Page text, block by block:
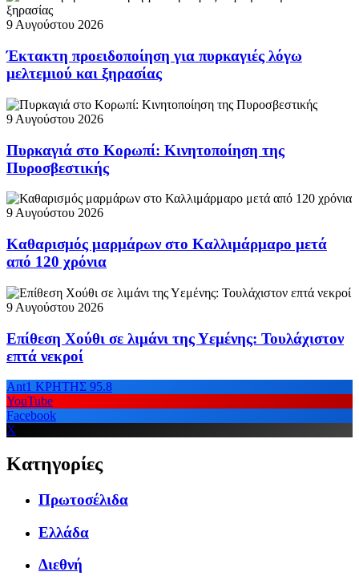
9 Αυγούστου 2026
Έκτακτη προειδοποίηση για πυρκαγιές λόγω
μελτεμιού και ξηρασίας
9 Αυγούστου 2026
Πυρκαγιά στο Κορωπί: Κινητοποίηση της
Πυροσβεστικής
9 Αυγούστου 2026
Καθαρισμός μαρμάρων στο Καλλιμάρμαρο μετά
από 120 χρόνια
9 Αυγούστου 2026
Επίθεση Χούθι σε λιμάνι της Υεμένης: Τουλάχιστον
επτά νεκροί
Ant1 ΚΡΗΤΗΣ 95.8
YouTube
Facebook
X
Κατηγορίες
Πρωτοσέλιδα
Ελλάδα
Διεθνή